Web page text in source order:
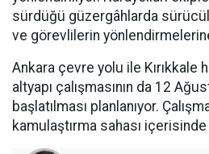
sürdüğü güzergâhlarda
ve görevlilerin
Ankara çevre yolu ile Kırıkkale
altyapı çalışmasının da 12
başlatılması planlanıyor.
kamulaştırma sahası